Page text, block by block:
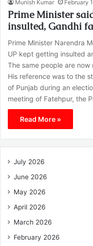
Munish Kumar February
Prime Minister
insulted, Gandhi
Prime Minister Narendra
UP kept getting insulted
The same people are
His reference was to the
of Punjab during an
meeting of Fatehpur, the
Read More »
July 2026
June 2026
May 2026
April 2026
March 2026
February 2026